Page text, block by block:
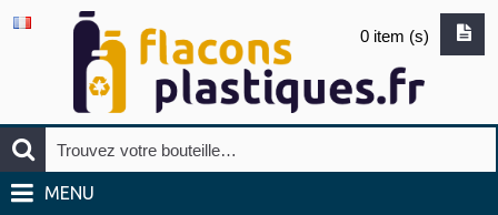
0 item (s)
MENU